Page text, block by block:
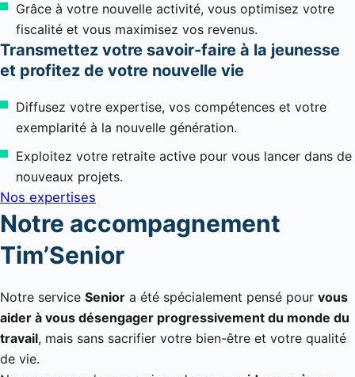
Grâce à votre nouvelle activité, vous optimisez votre
fiscalité et vous maximisez vos revenus.
Transmettez votre savoir-faire à la jeunesse
et profitez de votre nouvelle vie
Diffusez votre expertise, vos compétences et votre
exemplarité à la nouvelle génération.
Exploitez votre retraite active pour vous lancer dans de
nouveaux projets.
Nos expertises
Notre accompagnement
Tim’Senior
Notre service Senior a été spécialement pensé pour vous
aider à vous désengager progressivement du monde du
travail, mais sans sacrifier votre bien-être et votre qualité
de vie.